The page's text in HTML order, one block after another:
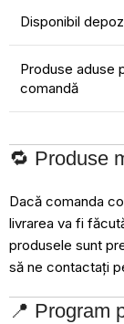
Disponibil
Produse aduse
comandă
🔁 Produse
Dacă comanda
livrarea va fi
produsele sunt
să ne contactați
📍 Program